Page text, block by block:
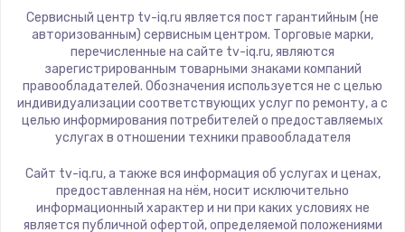
Заказать
Замена видеочипа
2745 руб.
Заказать
2600 руб.
Заказать
Yandex
National
iFFALCON
Tuvio
Nord
BenQ
Сервисный центр tv-iq.ru является пост гарантийным (не
авторизованным) сервисным центром. Торговые марки,
перечисленные на сайте tv-iq.ru, являются
зарегистрированным товарными знаками компаний
правообладателей. Обозначения используется не с целью
индивидуализации соответствующих услуг по ремонту, а с
целью информирования потребителей о предоставляемых
услугах в отношении техники правообладателя
Сайт tv-iq.ru, а также вся информация об услугах и ценах,
предоставленная на нём, носит исключительно
информационный характер и ни при каких условиях не
является публичной офертой, определяемой положениями